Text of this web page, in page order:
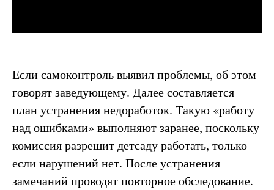
Если самоконтроль выявил проблемы, об этом
говорят заведующему. Далее составляется
план устранения недоработок. Такую «работу
над ошибками» выполняют заранее, поскольку
комиссия разрешит детсаду работать, только
если нарушений нет. После устранения
замечаний проводят повторное обследование.